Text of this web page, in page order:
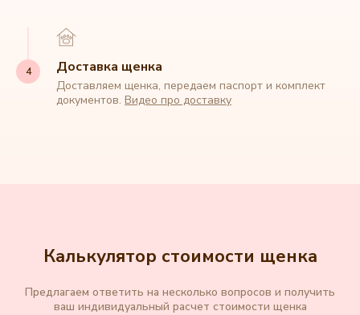
Доставка щенка
Доставляем щенка, передаем паспорт и комплект
документов. Видео про доставку
Калькулятор стоимости щенка
Предлагаем ответить на несколько вопросов и получить
ваш индивидуальный расчет стоимости щенка